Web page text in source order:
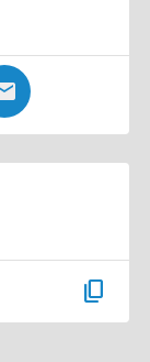
content_copy